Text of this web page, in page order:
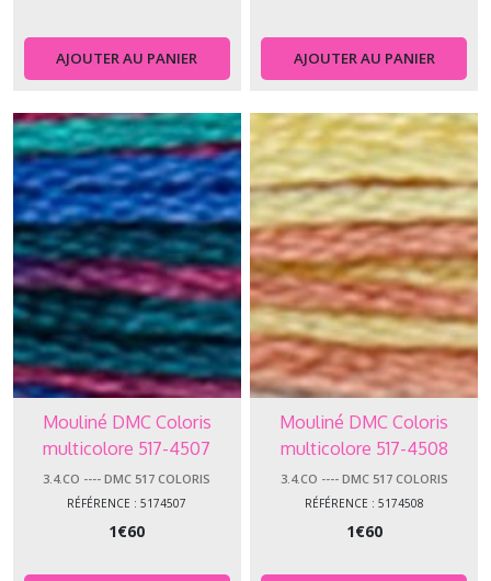
AJOUTER AU PANIER AJOUTER AU PANIER
Mouliné DMC Coloris
multicolore 517-4507
3.4.CO ---- DMC 517 COLORIS
RÉFÉRENCE : 5174507
1€60
Mouliné DMC Coloris
multicolore 517-4508
3.4.CO ---- DMC 517 COLORIS
RÉFÉRENCE : 5174508
1€60